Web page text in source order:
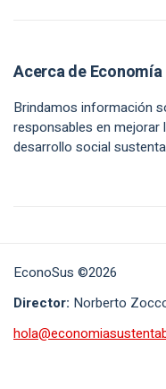
Acerca de
Brindamos información
responsables en mejorar
desarrollo social
EconoSus ©2026
Director: Norberto